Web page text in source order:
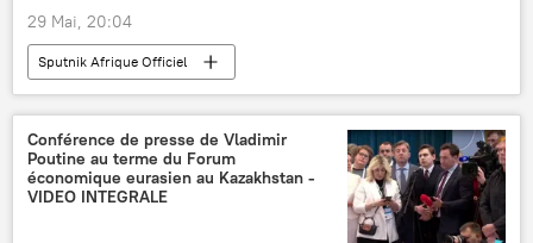
29 Mai, 20:04
Sputnik Afrique Officiel
Conférence de presse de Vladimir
Poutine au terme du Forum
économique eurasien au Kazakhstan -
VIDEO INTEGRALE